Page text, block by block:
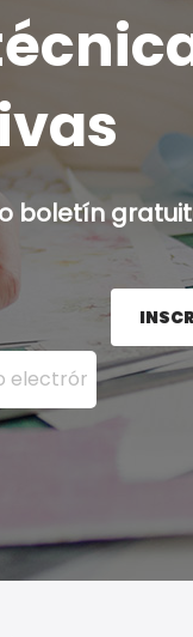
boletín
aquí y